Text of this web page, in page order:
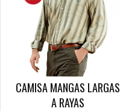
CAMISA MANGAS LARGAS
A RAYAS